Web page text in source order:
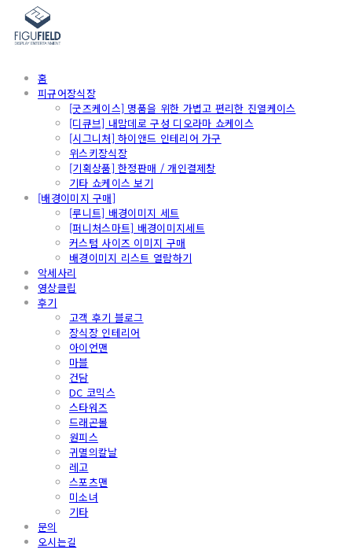
홈
피규어장식장
[굿즈케이스] 명품을 위한 가볍고 편리한 진열케이스
[디큐브] 내맘데로 구성 디오라마 쇼케이스
[시그니처] 하이앤드 인테리어 가구
위스키장식장
[기획상품] 한정판매 / 개인결제창
기타 쇼케이스 보기
[배경이미지 구매]
[루니트] 배경이미지 세트
[퍼니처스마트] 배경이미지세트
커스텀 사이즈 이미지 구매
배경이미지 리스트 열람하기
악세사리
영상클립
후기
고객 후기 블로그
장식장 인테리어
아이언맨
마블
건담
DC 코믹스
스타워즈
드래곤볼
원피스
귀멸의칼날
레고
스포츠맨
미소녀
기타
문의
오시는길